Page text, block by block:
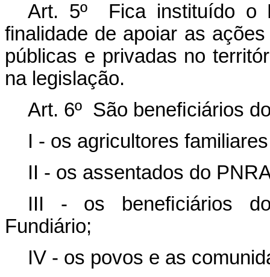
Art. 5º Fica instituído o
finalidade de apoiar as
públicas e privadas no
na legislação.
Art. 6º São beneﬁciários
I - os agricultores
II - os assentados do
III - os beneﬁciários
Fundiário;
IV - os povos e as